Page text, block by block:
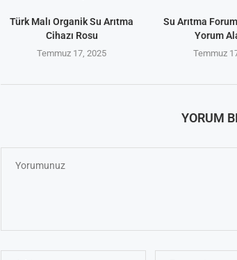
Türk Malı Organik Su Arıtma
Cihazı Rosu
Temmuz 17, 2025
Su Arıtma
Yorum
Temmuz
YORUM